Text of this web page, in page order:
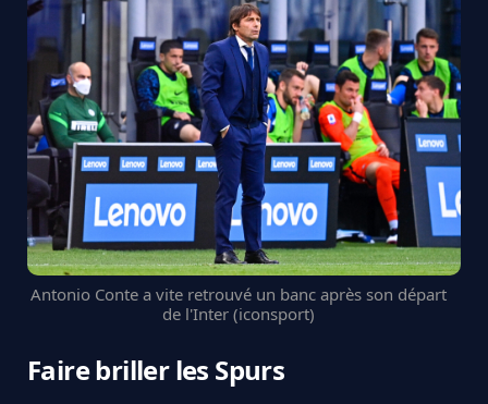
Antonio Conte a vite retrouvé un banc après son départ
de l'Inter (iconsport)
Faire briller les Spurs